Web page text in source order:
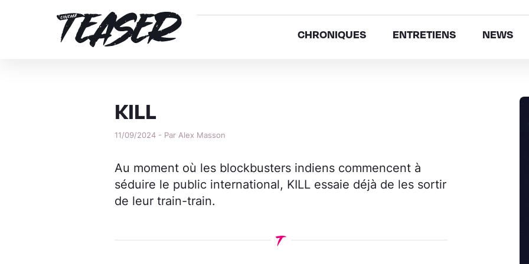
CHRONIQUES ENTRETIENS NEWS
KILL
11/09/2024 - Par Alex Masson
Au moment où les blockbusters indiens commencent à
séduire le public international, KILL essaie déjà de les sortir
de leur train-train.